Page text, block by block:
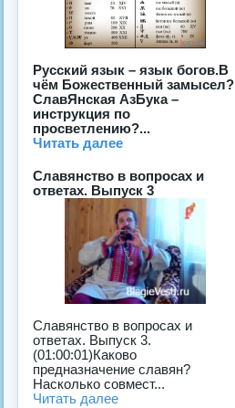
Русский язык – язык богов.В
чём Божественный замысел?
СлавЯнская АзБука –
инструкция по
просветлению?...
Читать далее
Славянство в вопросах и
ответах. Выпуск 3
Славянство в вопросах и
ответах. Выпуск 3.
(01:00:01)Каково
предназначение славян?
Насколько совмест...
Читать далее